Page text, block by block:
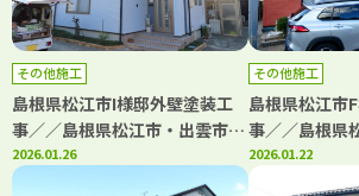
その他施工
島根県松江市I様邸外壁塗装工
事／／島根県松江市・出雲市・
大田市・雲南市・鳥取県米子
市・境港市の「きじま塗装」
2026.01.26
その他施工
島根県松江市
事／／島根県
大田市・雲南
市・境港市の
2026.01.22